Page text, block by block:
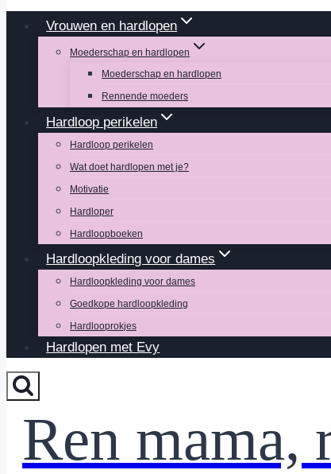
Vrouwen en hardlopen
Moederschap en hardlopen
Moederschap en hardlopen
Rennende moeders
Hardloop perikelen
Hardloop perikelen
Wat doet hardlopen met je?
Motivatie
Hardloper
Hardloopboeken
Hardloopkleding voor dames
Hardloopkleding voor dames
Goedkope hardloopkleding
Hardlooprokjes
Hardlopen met Evy
Ren mama,